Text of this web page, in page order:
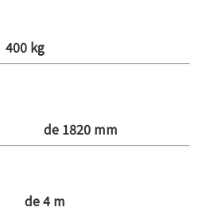
útil
400 kg
entre ejes
de 1820 mm
de giro
de 4 m